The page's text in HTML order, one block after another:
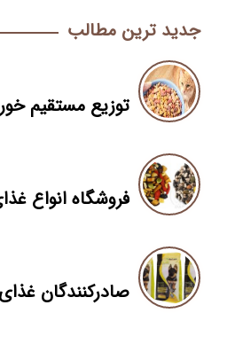
جدید ترین مطالب
توزیع مستقیم
صادرکنندگان